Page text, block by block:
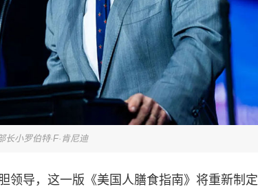
长小罗伯特·F·肯尼迪
领导，这一版《美国人膳食指南》将重新制定